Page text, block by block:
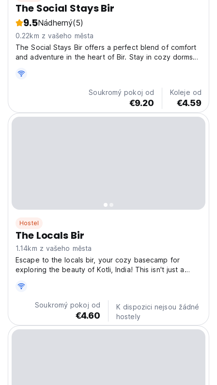
The Social Stays Bir
9.5Nádherný(5)
0.22km z vašeho města
The Social Stays Bir offers a perfect blend of comfort
and adventure in the heart of Bir. Stay in cozy dorms
views from our rooftop café. Unwind by the bonfire in
the evening and connect with fellow travelers...
Soukromý pokoj od
€9.20
Koleje od
€4.59
Hostel
The Locals Bir
1.14km z vašeho města
Escape to the locals bir, your cozy basecamp for
exploring the beauty of Kotli, India! This isn't just a
and create unforgettable memories. Imagine waking up
ready to discover hidden gems and breathtaking...
Soukromý pokoj od
€4.60
K dispozici nejsou žádné
hostely